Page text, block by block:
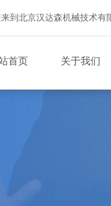
到北京汉达森机械技术有
首页 关于我们